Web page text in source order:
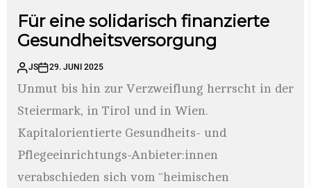
Für eine solidarisch finanzierte
Gesundheitsversorgung
JS 29. JUNI 2025
Unmut bis hin zur Verzweiflung herrscht in der
Steiermark, in Tirol und in Wien.
Kapitalorientierte Gesundheits- und
Pflegeeinrichtungs-Anbieter:innen
verabschieden sich vom “heimischen